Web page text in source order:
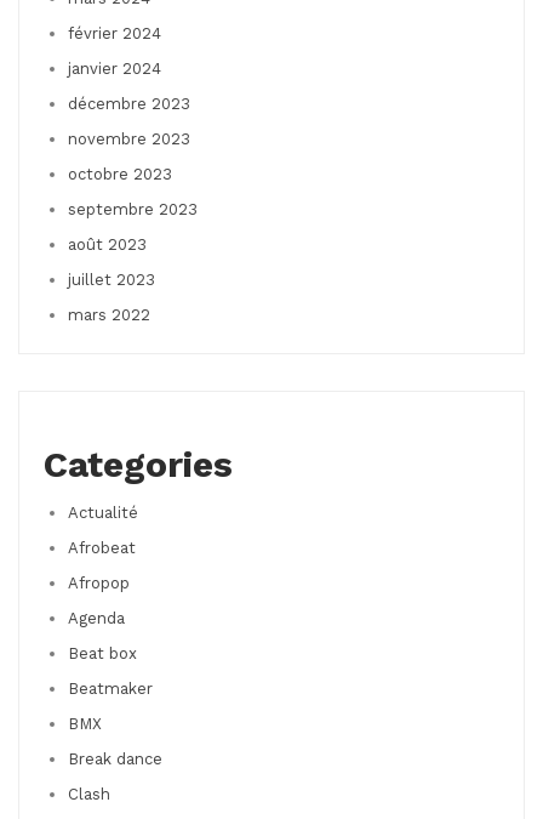
février 2024
janvier 2024
décembre 2023
novembre 2023
octobre 2023
septembre 2023
août 2023
juillet 2023
mars 2022
Categories
Actualité
Afrobeat
Afropop
Agenda
Beat box
Beatmaker
BMX
Break dance
Clash